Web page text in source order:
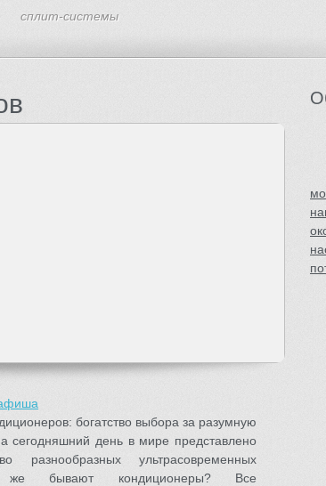
сплит-системы
афиша
богатство выбора за разумную
сегодняшний день в мире представлено
разнообразных ультрасовременных
же бывают кондиционеры? Все